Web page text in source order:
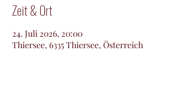
Zeit & Ort
24. Juli 2026, 20:00
Thiersee, 6335 Thiersee, Österreich